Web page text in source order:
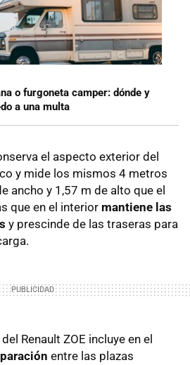
o furgoneta camper: dónde y
a una multa
el aspecto exterior del
y mide los mismos 4 metros
ancho y 1,57 m de alto que el
que en el interior mantiene las
y prescinde de las traseras para
Renault ZOE incluye en el
entre las plazas